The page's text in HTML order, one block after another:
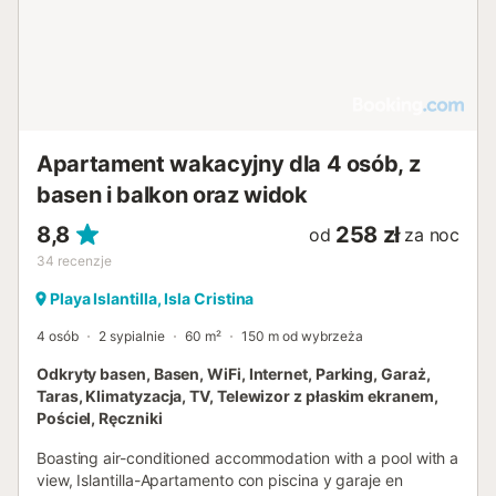
prysznicem i toaletą. • Łóżeczko dla dziecka dostępne...
Apartament wakacyjny dla 4 osób, z
basen i balkon oraz widok
8,8
34 recenzje
od 258 zł za noc
Playa Islantilla, Isla Cristina
4 osób 2 sypialnie 60 m² 150 m od wybrzeża
Odkryty basen, Basen, WiFi, Internet, Parking, Garaż,
Taras, Klimatyzacja, TV, Telewizor z płaskim ekranem,
Pościel, Ręczniki
Boasting air-conditioned accommodation with a pool with a
view, Islantilla-Apartamento con piscina y garaje en